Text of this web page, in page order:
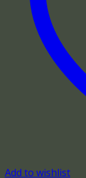
Add to wishlist